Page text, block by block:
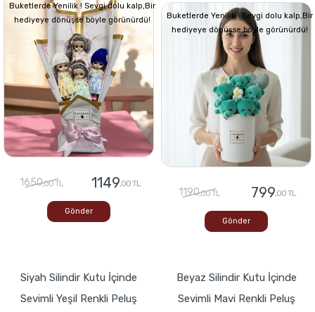
Buketlerde Yenilik ! Sevgi dolu kalp,Bir
hediyeye dönüşse böyle görünürdü!
1650,00 TL 1149,00 TL
Gönder
Buketlerde Yenilik ! Sevgi dolu kalp,Bir
hediyeye dönüşse böyle görünürdü!
1190,00 TL 799,00 TL
Gönder
Siyah Silindir Kutu İçinde
Sevimli Yeşil Renkli Peluş
Beyaz Silindir Kutu İçinde
Sevimli Mavi Renkli Peluş